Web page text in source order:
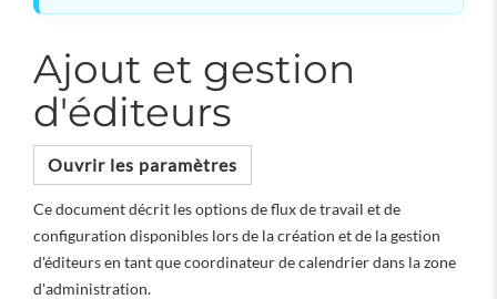
Ajout et gestion
d'éditeurs
Ouvrir les paramètres
Ce document décrit les options de flux de travail et de
configuration disponibles lors de la création et de la gestion
d'éditeurs en tant que coordinateur de calendrier dans la zone
d'administration.